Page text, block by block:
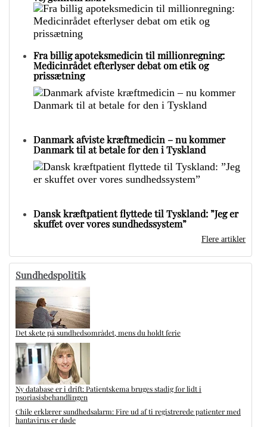
Fra billig apoteksmedicin til millionregning:
Medicinrådet efterlyser debat om etik og
prissætning
Danmark afviste kræftmedicin – nu kommer
Danmark til at betale for den i Tyskland
Dansk kræftpatient flyttede til Tyskland: ”Jeg er
skuffet over vores sundhedssystem”
Flere artikler
Sundhedspolitik
Det skete på sundhedsområdet, mens du holdt ferie
Ny database er i drift: Patientskema bruges stadig for lidt i
psoriasisbehandlingen
Chile erklærer sundhedsalarm: Fire ud af ti registrerede patienter med
hantavirus er døde